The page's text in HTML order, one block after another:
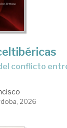
2026